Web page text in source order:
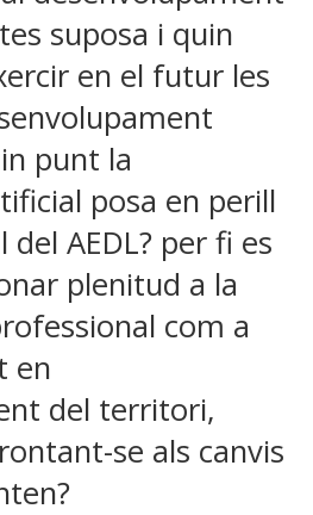
suposa i quin
en el futur les
punt la
posa en perill
AEDL? per fi es
plenitud a la
com a
en
del territori,
se als canvis